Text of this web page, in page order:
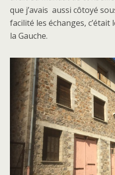
que j’avais aussi côtoyé
facilité les échanges, c’était
la Gauche.